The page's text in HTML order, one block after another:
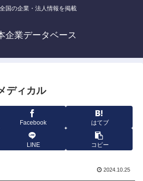
国の企業・法人情報を掲載
企業データベース
ディカル
Facebook はてブ
LINE コピー
2024.10.25